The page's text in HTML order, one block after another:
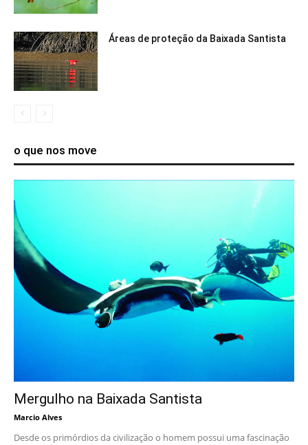
Áreas de proteção da Baixada Santista
o que nos move
Mergulho na Baixada Santista
Marcio Alves
Desde os primórdios da civilização o homem possui uma fascinação